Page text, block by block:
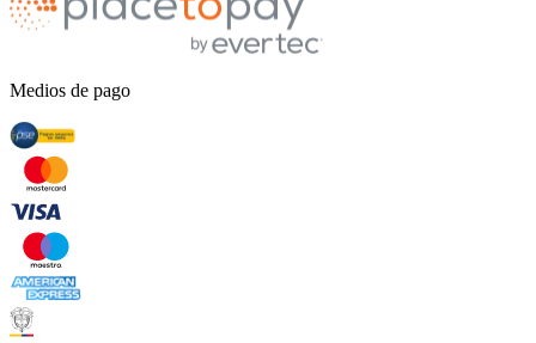
Medios de pago